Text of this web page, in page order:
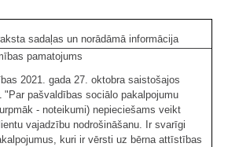
sadaļas un norādāmā informācija
pamatojums
2021. gada 27. oktobra saistošajos
"Par pašvaldības sociālo pakalpojumu
- noteikumi) nepieciešams veikt
vajadzību nodrošināšanu. Ir svarīgi
kuri ir vērsti uz bērna attīstības